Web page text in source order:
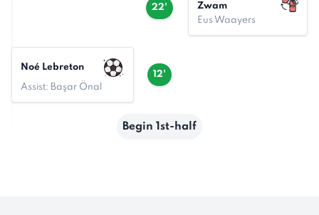
22'
Zwam
Eus Waayers
12'
Noé Lebreton
Assist: Başar Önal
Begin 1st-half